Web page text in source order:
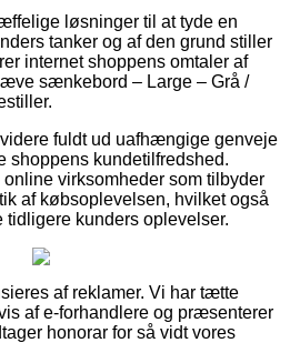
løsninger til at tyde en
tanker og af den grund stiller
internet shoppens omtaler af
sænkebord – Large – Grå /
fuldt ud uafhængige genveje
shoppens kundetilfredshed.
virksomheder som tilbyder
af købsoplevelsen, hvilket også
tidligere kunders oplevelser.
af reklamer. Vi har tætte
af e-forhandlere og præsenterer
honorar for så vidt vores